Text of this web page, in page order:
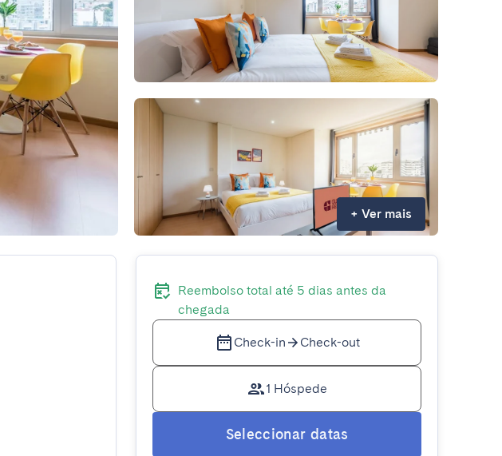
+ Ver mais
Reembolso total até 5 dias antes da
chegada
Check-in Check-out
1 Hóspede
Seleccionar datas